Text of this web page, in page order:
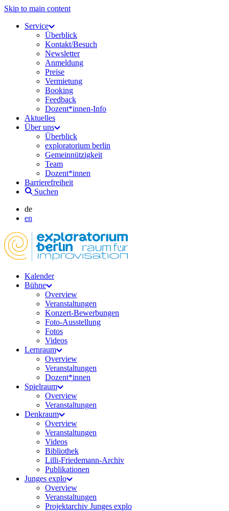
Skip to main content
Service
Überblick
Kontakt/Besuch
Newsletter
Anmeldung
Preise
Vermietung
Booking
Feedback
Dozent*innen-Info
Aktuelles
Über uns
Überblick
exploratorium berlin
Gemeinnützigkeit
Team
Dozent*innen
Barrierefreiheit
Suchen
de
en
Kalender
Bühne
Overview
Veranstaltungen
Konzert-Bewerbungen
Foto-Ausstellung
Fotos
Videos
Lernraum
Overview
Veranstaltungen
Dozent*innen
Spielraum
Overview
Veranstaltungen
Denkraum
Overview
Veranstaltungen
Videos
Bibliothek
Lilli-Friedemann-Archiv
Publikationen
Junges explo
Overview
Veranstaltungen
Projektarchiv Junges explo